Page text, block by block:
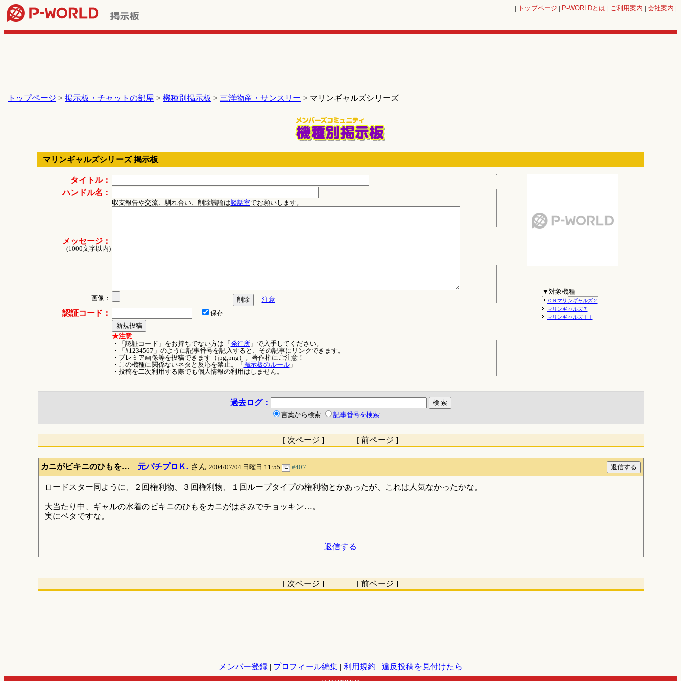
| トップページ | P-WORLDとは | ご利用案内 | 会社案内 |
トップページ > 掲示板・チャットの部屋 > 機種別掲示板 > 三洋物産・サンスリー > マリンギャルズシリーズ
マリンギャルズシリーズ 掲示板
タイトル：
ハンドル名：
メッセージ：
(1000文字以内)
収支報告や交流、馴れ合い、削除議論は談話室でお願いします。
画像： 注意
認証コード： 保存
★注意
・「認証コード」をお持ちでない方は「 発行所」で入手してください。
・「#1234567」のように記事番号を記入すると、その記事にリンクできます。
・プレミア画像等を投稿できます（jpg,png）。著作権にご注意！
・この機種に関係ないネタと反応を禁止。「 掲示板のルール」
・投稿を二次利用する際でも個人情報の利用はしません。
▼対象機種
ＣＲマリンギャルズ２
マリンギャルズ７
マリンギャルズＩＩ
過去ログ：
言葉から検索 記事番号を検索
[ 次ページ ] [ 前ページ ]
カニがビキニのひもを… 元パチプロＫ.さん 2004/07/04 日曜日 11:55 #407
ロードスター同ように、２回権利物、３回権利物、１回ループタイプの権利物とかあったが、これは人気なかったかな。
大当たり中、ギャルの水着のビキニのひもをカニがはさみでチョッキン…。
実にベタですな。
返信する
[ 次ページ ] [ 前ページ ]
メンバー登録| プロフィール編集| 利用規約 | 違反投稿を見付けたら